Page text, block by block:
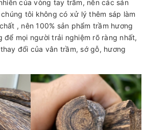
của vòng tay trầm, nên các sản
tôi không có xử lý thêm sáp làm
, nên 100% sản phẩm trầm hương
để mọi người trải nghiệm rõ ràng nhất,
đổi của vân trầm, sớ gỗ, hương